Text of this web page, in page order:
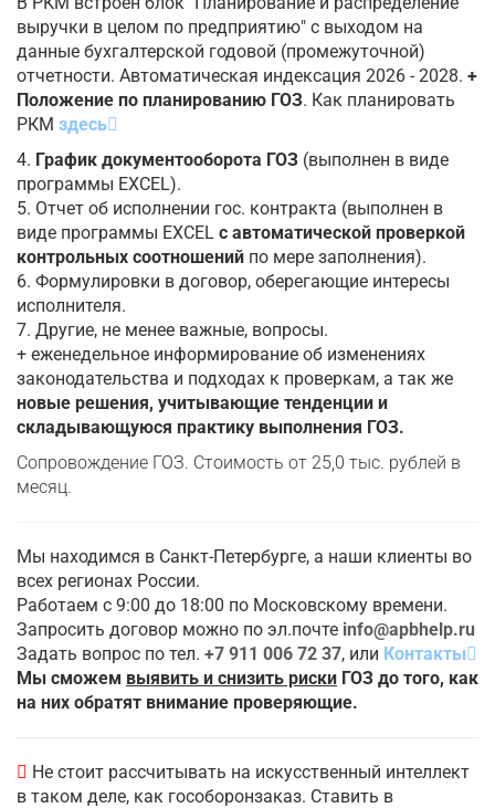
выручки в целом по предприятию" с выходом на
данные бухгалтерской годовой (промежуточной)
отчетности. Автоматическая индексация 2026 - 2028. +
Положение по планированию ГОЗ. Как планировать
РКМ здесь
4. График документооборота ГОЗ (выполнен в виде
программы EXCEL).
5. Отчет об исполнении гос. контракта (выполнен в
виде программы EXCEL с автоматической проверкой
контрольных соотношений по мере заполнения).
6. Формулировки в договор, оберегающие интересы
исполнителя.
7. Другие, не менее важные, вопросы.
+ еженедельное информирование об изменениях
законодательства и подходах к проверкам, а так же
новые решения, учитывающие тенденции и
складывающуюся практику выполнения ГОЗ.
Сопровождение ГОЗ. Стоимость от 25,0 тыс. рублей в
месяц.
Мы находимся в Санкт-Петербурге, а наши клиенты во
всех регионах России.
Работаем с 9:00 до 18:00 по Московскому времени.
Запросить договор можно по эл.почте info@apbhelp.ru
Задать вопрос по тел. +7 911 006 72 37, или Контакты
Мы сможем выявить и снизить риски ГОЗ до того, как
на них обратят внимание проверяющие.
Не стоит рассчитывать на искусственный интеллект
в таком деле, как гособоронзаказ. Ставить в